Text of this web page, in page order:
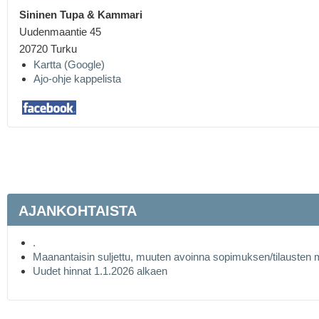
Sininen Tupa & Kammari
Uudenmaantie 45
20720 Turku
Kartta (Google)
Ajo-ohje kappelista
AJANKOHTAISTA
.
Maanantaisin suljettu, muuten avoinna sopimuksen/tilausten
Uudet hinnat 1.1.2026 alkaen